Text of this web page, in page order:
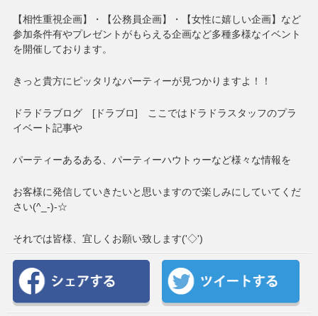
【相性重視企画】・【公務員企画】・【女性に嬉しい企画】など
参加条件有やプレゼントがもらえる企画など多種多様なイベント
を開催しております。
きっと貴方にピッタリなパーティーが見つかりますよ！！
ドラドラブログ [ドラブロ] ここではドラドラスタッフのプラ
イベート記事や
パーティーあるある、パーティーハウトゥーなど様々な情報を
お客様に発信していきたいと思いますので楽しみにしていてくだ
さい(^_-)-☆
それでは皆様、宜しくお願い致します('◇')ゞ